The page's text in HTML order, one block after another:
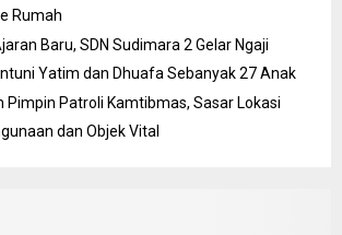
Rumah
Baru, SDN Sudimara 2 Gelar Ngaji
Yatim dan Dhuafa Sebanyak 27 Anak
Pimpin Patroli Kamtibmas, Sasar Lokasi
dan Objek Vital